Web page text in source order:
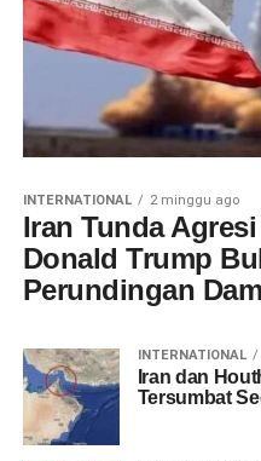
INTERNATIONAL 2 minggu ago
Iran Tunda
Donald Trump
Perundingan
INTERNATIONAL
Iran dan
Tersumbat